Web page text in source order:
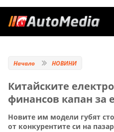
Начало НОВИНИ
Китайските
финансов капан за
Новите им модели губят
от конкурентите си на